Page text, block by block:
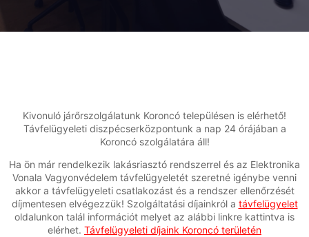
Kivonuló járőrszolgálatunk Koroncó településen is elérhető!
Távfelügyeleti diszpécserközpontunk a nap 24 órájában a
Koroncó szolgálatára áll!
Ha ön már rendelkezik lakásriasztó rendszerrel és az Elektronika
Vonala Vagyonvédelem távfelügyeletét szeretné igénybe venni
akkor a távfelügyeleti csatlakozást és a rendszer ellenőrzését
díjmentesen elvégezzük! Szolgáltatási díjainkról a távfelügyelet
oldalunkon talál információt melyet az alábbi linkre kattintva is
elérhet. Távfelügyeleti díjaink Koroncó területén